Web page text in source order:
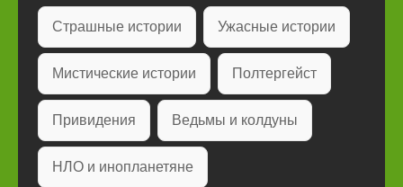
Страшные истории Ужасные истории
Мистические истории Полтергейст
Привидения Ведьмы и колдуны
НЛО и инопланетяне